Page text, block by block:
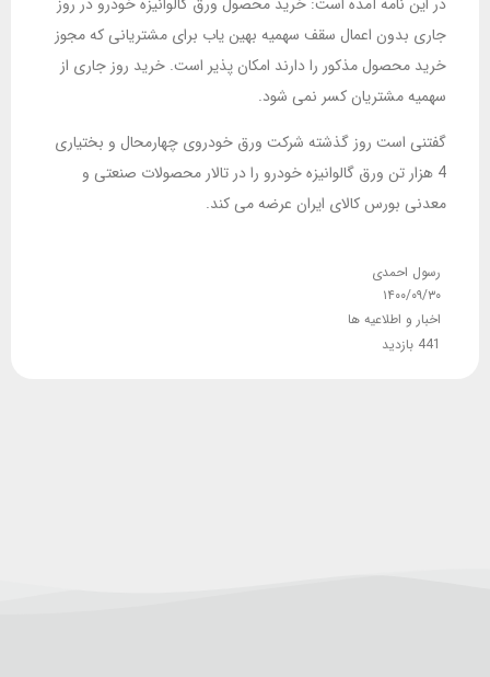
جاری بدون اعمال سقف سهمیه بهین یاب برای مشتریانی که مجوز
خرید محصول مذکور را دارند امکان پذیر است. خرید روز جاری از
سهمیه مشتریان کسر نمی شود.
گفتنی است روز گذشته شرکت ورق خودروی چهارمحال و بختیاری
4 هزار تن ورق گالوانیزه خودرو را در تالار محصولات صنعتی و
معدنی بورس کالای ایران عرضه می کند.
رسول احمدی
۱۴۰۰/۰۹/۳۰
اخبار و اطلاعیه ها
441 بازدید